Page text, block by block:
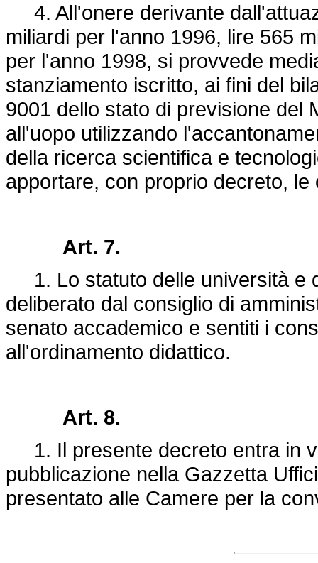
4. All'onere derivante
miliardi per l'anno 1996, lire 565
per l'anno 1998, si provvede
stanziamento iscritto, ai fini del
9001 dello stato di previsione del
all'uopo utilizzando
della ricerca scientifica e
apportare, con proprio decreto,
Art. 7.
1. Lo statuto delle università e
deliberato dal consiglio di
senato accademico e sentiti i
all'ordinamento didattico.
Art. 8.
1. Il presente decreto entra in
pubblicazione nella Gazzetta
presentato alle Camere per la